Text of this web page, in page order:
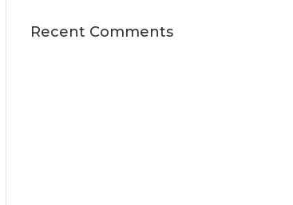
Recent Comments